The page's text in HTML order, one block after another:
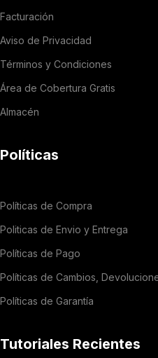
Facturación
Aviso de Privacidad
Términos y Condiciones
Área de Cobertura Gratis
Almacén
Políticas
Políticas de Compra
Politicas de Envio y Entrega
Políticas de Pago
Políticas de Cambios,
Políticas de Garantía
Tutoriales Recientes